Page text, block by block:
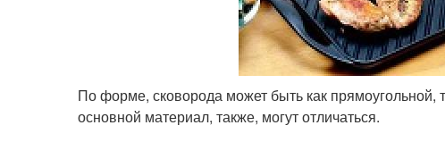
По форме, сковорода может быть как прямоугольной,
основной материал, также, могут отличаться.